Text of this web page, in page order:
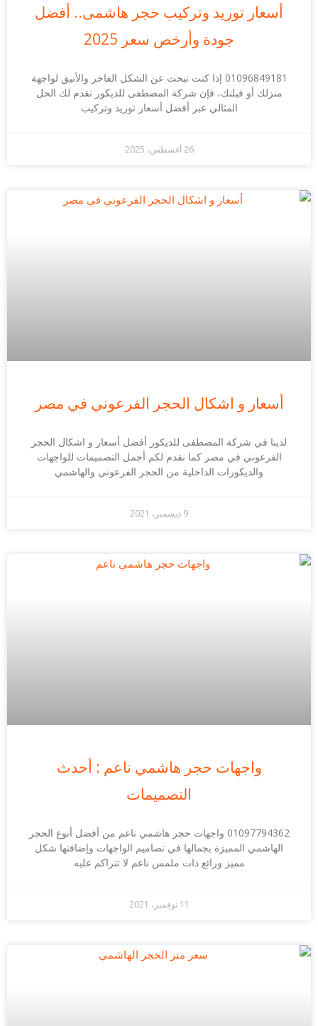
أسعار توريد وتركيب حجر هاشمى.. أفضل
جودة وأرخص سعر 2025
01096849181 إذا كنت تبحث عن الشكل الفاخر والأنيق لواجهة
منزلك أو فيلتك، فإن شركة المصطفى للديكور تقدم لك الحل
المثالي عبر أفضل أسعار توريد وتركيب
26 أغسطس، 2025
أسعار و اشكال الحجر الفرعوني في مصر
لدينا في شركة المصطفى للديكور أفضل أسعار و اشكال الحجر
الفرعوني في مصر كما نقدم لكم أجمل التصميمات للواجهات
والديكورات الداخلية من الحجر الفرعوني والهاشمي
9 ديسمبر، 2021
واجهات حجر هاشمي ناعم : أحدث
التصميمات
01097794362 واجهات حجر هاشمي ناعم من أفضل أنوع الحجر
الهاشمي المميزة بجمالها في تصاميم الواجهات وإضافتها شكل
مميز ورائع ذات ملمس ناعم لا تتراكم عليه
11 نوفمبر، 2021